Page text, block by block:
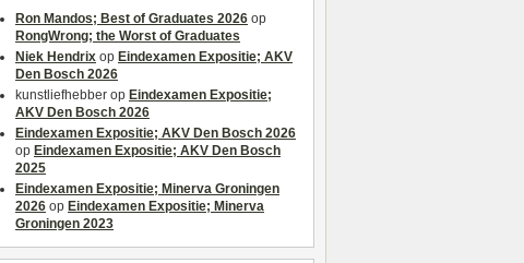
Ron Mandos; Best of Graduates 2026 op
RongWrong; the Worst of Graduates
Niek Hendrix op Eindexamen Expositie; AKV
Den Bosch 2026
kunstliefhebber op Eindexamen Expositie;
AKV Den Bosch 2026
Eindexamen Expositie; AKV Den Bosch 2026
op Eindexamen Expositie; AKV Den Bosch
2025
Eindexamen Expositie; Minerva Groningen
2026 op Eindexamen Expositie; Minerva
Groningen 2023